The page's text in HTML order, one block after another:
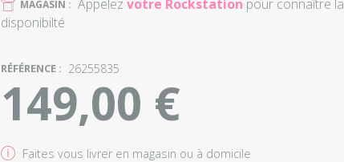
U MAGASIN : Appelez votre Rockstation pour connaître la
disponibilté
RÉFÉRENCE : 26255835
149,00 €
v Faites vous livrer en magasin ou à domicile